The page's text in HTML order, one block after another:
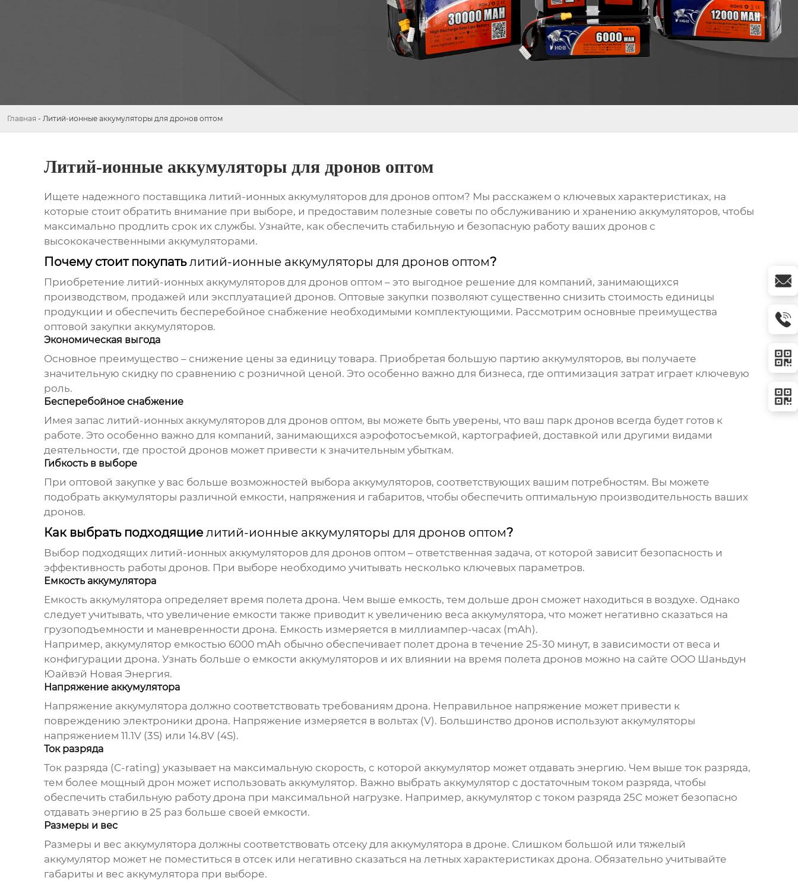
Главная - Литий-ионные аккумуляторы для дронов оптом
Литий-ионные аккумуляторы для дронов оптом
Ищете надежного поставщика литий-ионных аккумуляторов для дронов оптом? Мы расскажем о ключевых характеристиках, на
которые стоит обратить внимание при выборе, и предоставим полезные советы по обслуживанию и хранению аккумуляторов, чтобы
максимально продлить срок их службы. Узнайте, как обеспечить стабильную и безопасную работу ваших дронов с
высококачественными аккумуляторами.
Почему стоит покупатьлитий-ионные аккумуляторы для дронов оптом?
Приобретение литий-ионных аккумуляторов для дронов оптом – это выгодное решение для компаний, занимающихся
производством, продажей или эксплуатацией дронов. Оптовые закупки позволяют существенно снизить стоимость единицы
продукции и обеспечить бесперебойное снабжение необходимыми комплектующими. Рассмотрим основные преимущества
оптовой закупки аккумуляторов.
Экономическая выгода
Основное преимущество – снижение цены за единицу товара. Приобретая большую партию аккумуляторов, вы получаете
значительную скидку по сравнению с розничной ценой. Это особенно важно для бизнеса, где оптимизация затрат играет ключевую
роль.
Бесперебойное снабжение
Имея запас литий-ионных аккумуляторов для дронов оптом, вы можете быть уверены, что ваш парк дронов всегда будет готов к
работе. Это особенно важно для компаний, занимающихся аэрофотосъемкой, картографией, доставкой или другими видами
деятельности, где простой дронов может привести к значительным убыткам.
Гибкость в выборе
При оптовой закупке у вас больше возможностей выбора аккумуляторов, соответствующих вашим потребностям. Вы можете
подобрать аккумуляторы различной емкости, напряжения и габаритов, чтобы обеспечить оптимальную производительность ваших
дронов.
Как выбрать подходящие литий-ионные аккумуляторы для дронов оптом?
Выбор подходящих литий-ионных аккумуляторов для дронов оптом – ответственная задача, от которой зависит безопасность и
эффективность работы дронов. При выборе необходимо учитывать несколько ключевых параметров.
Емкость аккумулятора
Емкость аккумулятора определяет время полета дрона. Чем выше емкость, тем дольше дрон сможет находиться в воздухе. Однако
следует учитывать, что увеличение емкости также приводит к увеличению веса аккумулятора, что может негативно сказаться на
грузоподъемности и маневренности дрона. Емкость измеряется в миллиампер-часах (mAh).
Например, аккумулятор емкостью 6000 mAh обычно обеспечивает полет дрона в течение 25-30 минут, в зависимости от веса и
конфигурации дрона. Узнать больше о емкости аккумуляторов и их влиянии на время полета дронов можно на сайте ООО Шаньдун
Юайвэй Новая Энергия.
Напряжение аккумулятора
Напряжение аккумулятора должно соответствовать требованиям дрона. Неправильное напряжение может привести к
повреждению электроники дрона. Напряжение измеряется в вольтах (V). Большинство дронов используют аккумуляторы
напряжением 11.1V (3S) или 14.8V (4S).
Ток разряда
Ток разряда (C-rating) указывает на максимальную скорость, с которой аккумулятор может отдавать энергию. Чем выше ток разряда,
тем более мощный дрон может использовать аккумулятор. Важно выбрать аккумулятор с достаточным током разряда, чтобы
обеспечить стабильную работу дрона при максимальной нагрузке. Например, аккумулятор с током разряда 25C может безопасно
отдавать энергию в 25 раз больше своей емкости.
Размеры и вес
Размеры и вес аккумулятора должны соответствовать отсеку для аккумулятора в дроне. Слишком большой или тяжелый
аккумулятор может не поместиться в отсек или негативно сказаться на летных характеристиках дрона. Обязательно учитывайте
габариты и вес аккумулятора при выборе.